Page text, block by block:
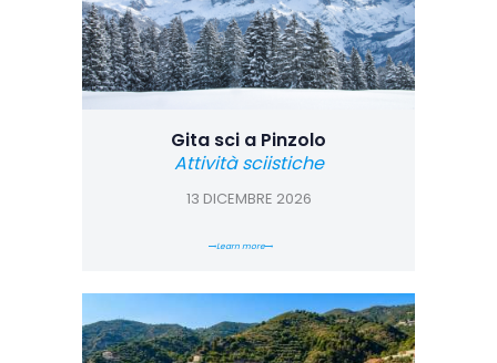
Gita sci a Pinzolo
Attività sciistiche
13 DICEMBRE 2026
Learn more